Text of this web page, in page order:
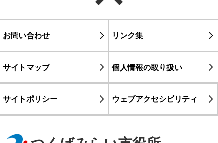
お問い合わせ リンク集
サイトマップ 個人情報の取り扱い
サイトポリシー ウェブアクセシビリティ